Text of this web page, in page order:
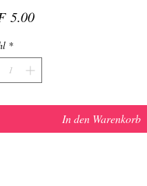
5.00Preis
*
In den Warenkorb